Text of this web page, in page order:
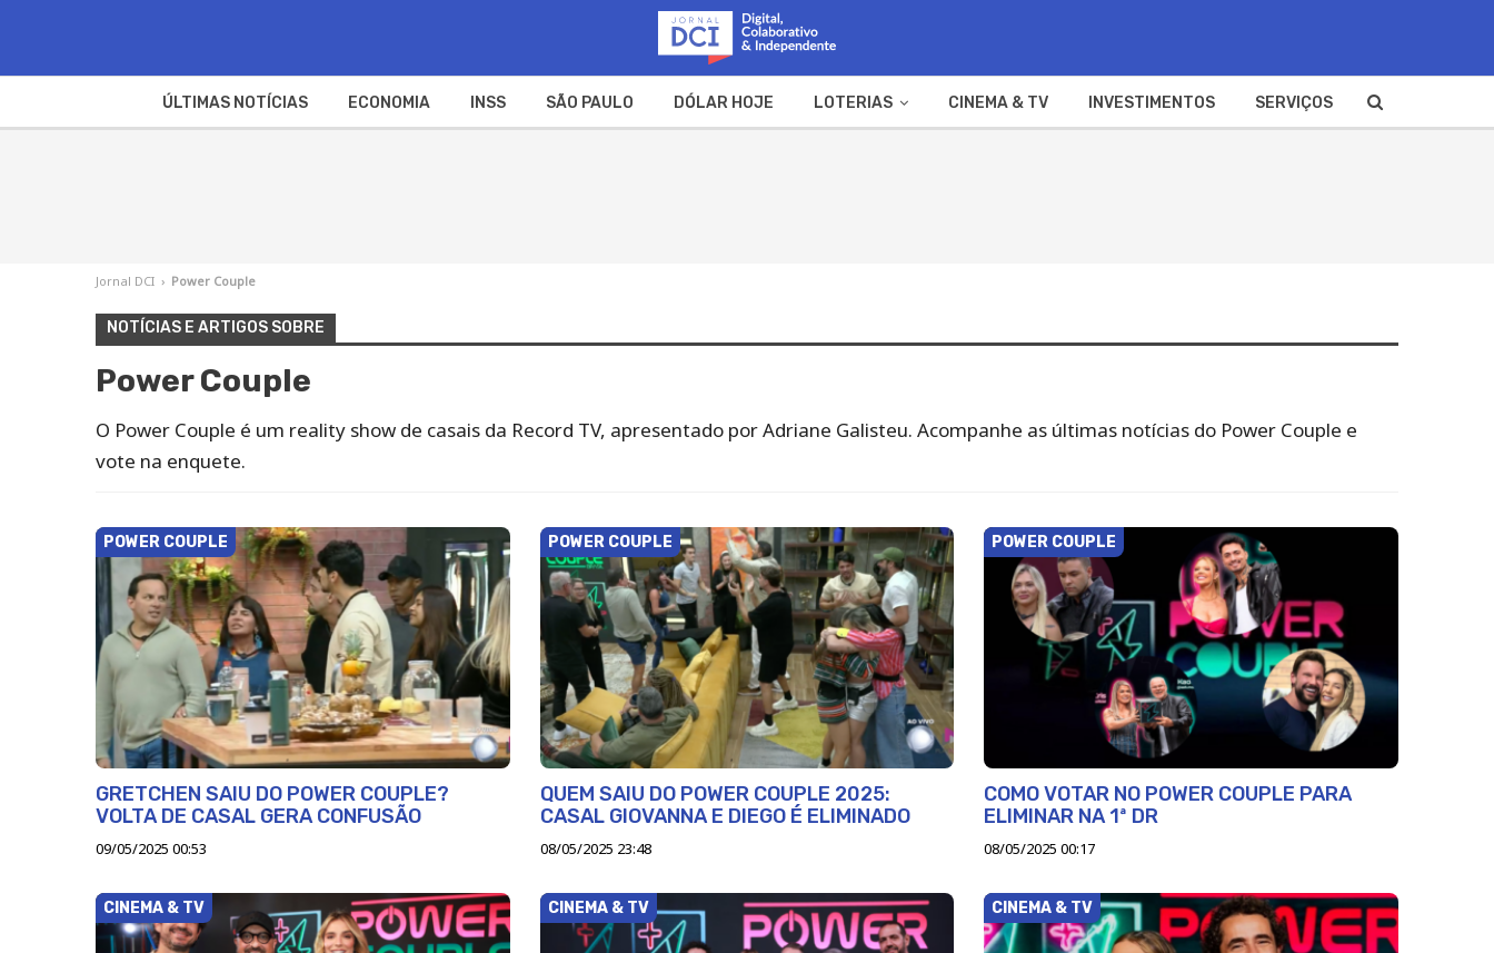
ÚLTIMAS NOTÍCIAS ECONOMIA INSS SÃO PAULO DÓLAR HOJE LOTERIAS CINEMA & TV INVESTIMENTOS SERVIÇOS
Jornal DCI › Power Couple
NOTÍCIAS E ARTIGOS SOBRE
Power Couple
O Power Couple é um reality show de casais da Record TV, apresentado por Adriane Galisteu. Acompanhe as últimas notícias do Power Couple e
vote na enquete.
POWER COUPLE
GRETCHEN SAIU DO POWER COUPLE?
VOLTA DE CASAL GERA CONFUSÃO
09/05/2025 00:53
POWER COUPLE
QUEM SAIU DO POWER COUPLE 2025:
CASAL GIOVANNA E DIEGO É ELIMINADO
08/05/2025 23:48
POWER COUPLE
COMO VOTAR NO POWER COUPLE PARA
ELIMINAR NA 1ª DR
08/05/2025 00:17
CINEMA & TV CINEMA & TV CINEMA & TV